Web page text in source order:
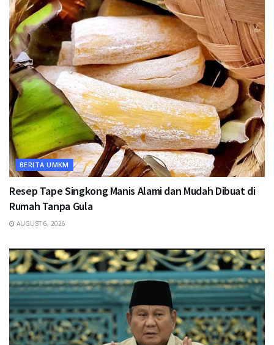
BERITA UMKM
Resep Tape Singkong Manis Alami dan Mudah Dibuat di
Rumah Tanpa Gula
AUGUST 6, 2026